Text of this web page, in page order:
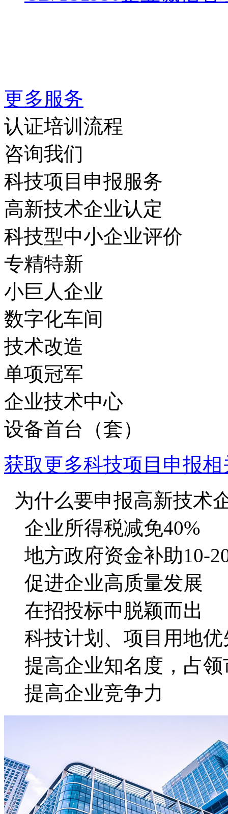
更多服务
认证培训流程
咨询我们
科技项目申报服务
高新技术企业认定
科技型中小企业评价
专精特新
小巨人企业
数字化车间
技术改造
单项冠军
企业技术中心
设备首台（套）
获取更多科技项目申报
为什么要申报高新技术
企业所得税减免40%
地方政府资金补助10-
促进企业高质量发展
在招投标中脱颖而出
科技计划、项目用地
提高企业知名度，占
提高企业竞争力